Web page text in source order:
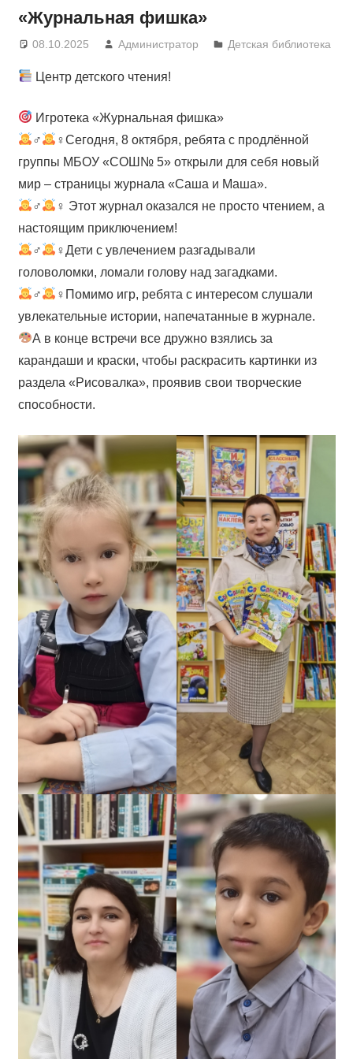
«Журнальная фишка»
08.10.2025 Администратор Детская библиотека
Центр детского чтения!
Игротека «Журнальная фишка»
‍♂
‍♀Сегодня, 8 октября, ребята с продлённой
группы МБОУ «СОШ№ 5» открыли для себя новый
мир – страницы журнала «Саша и Маша».
‍♂
‍♀ Этот журнал оказался не просто чтением, а
настоящим приключением!
‍♂
‍♀Дети с увлечением разгадывали
головоломки, ломали голову над загадками.
‍♂
‍♀Помимо игр, ребята с интересом слушали
увлекательные истории, напечатанные в журнале.
А в конце встречи все дружно взялись за
карандаши и краски, чтобы раскрасить картинки из
раздела «Рисовалка», проявив свои творческие
способности.